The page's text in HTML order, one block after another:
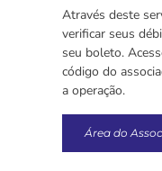
Através deste
verificar seus
seu boleto.
código do
a operação.
Área do